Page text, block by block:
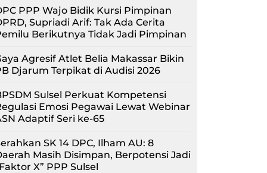
PPP Wajo Bidik Kursi Pimpinan
Supriadi Arif: Tak Ada Cerita
Berikutnya Tidak Jadi Pimpinan
Agresif Atlet Belia Makassar Bikin
Djarum Terpikat di Audisi 2026
Sulsel Perkuat Kompetensi
Emosi Pegawai Lewat Webinar
Adaptif Seri ke-65
SK 14 DPC, Ilham AU: 8
Masih Disimpan, Berpotensi Jadi
X” PPP Sulsel